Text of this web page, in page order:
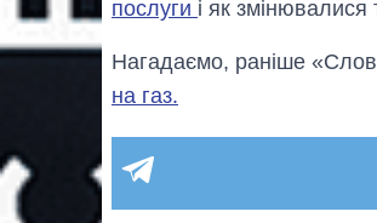
послуги і як змінювалися
Нагадаємо, раніше
на газ.